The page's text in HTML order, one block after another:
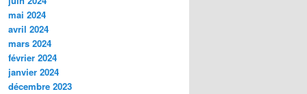
mai 2024
avril 2024
mars 2024
février 2024
janvier 2024
décembre 2023